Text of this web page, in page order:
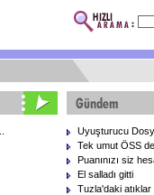
Uyuşturucu
Tek umut ÖSS
Puanınızı siz
El salladı gitti
Tuzla'daki atıklar